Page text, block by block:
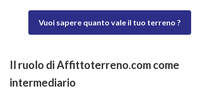
Vuoi sapere quanto vale il tuo terreno ?
Il ruolo di Affittoterreno.com come
intermediario